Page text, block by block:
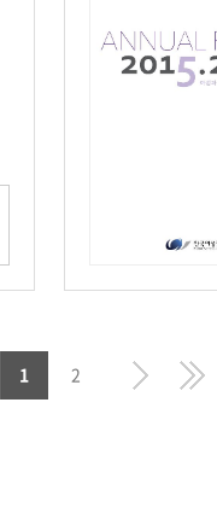
1 2 Next Last